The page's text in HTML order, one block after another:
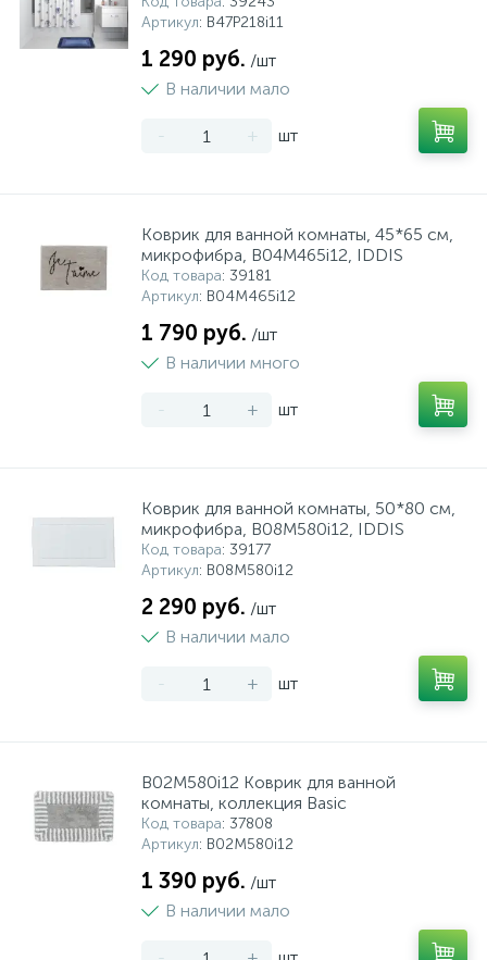
Артикул: B47P218i11
1 290 руб. /шт
В наличии мало
- + шт
Коврик для ванной комнаты, 45*65 см,
микрофибра, B04M465i12, IDDIS
Код товара: 39181
Артикул: B04M465i12
1 790 руб. /шт
В наличии много
- + шт
Коврик для ванной комнаты, 50*80 см,
микрофибра, B08M580i12, IDDIS
Код товара: 39177
Артикул: B08M580i12
2 290 руб. /шт
В наличии мало
- + шт
B02M580i12 Коврик для ванной
комнаты, коллекция Basic
Код товара: 37808
Артикул: B02M580i12
1 390 руб. /шт
В наличии мало